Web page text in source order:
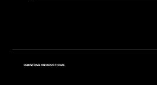
OAKSTONE PRODUCTIONS